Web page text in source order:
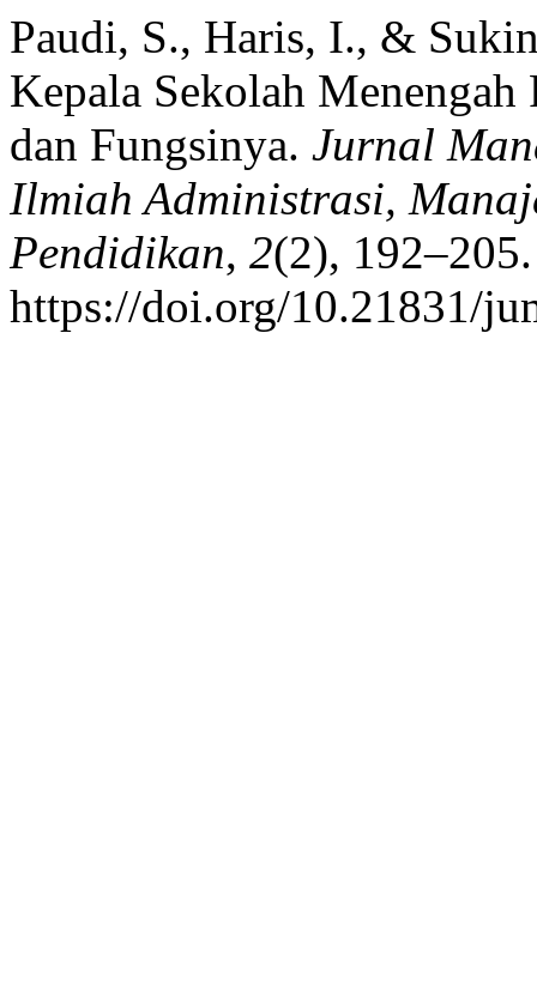
Paudi, S., Haris, I., &
Kepala Sekolah
dan Fungsinya. Jurnal
Ilmiah Administrasi,
Pendidikan, 2(2), 192–205.
https://doi.org/10.21831/